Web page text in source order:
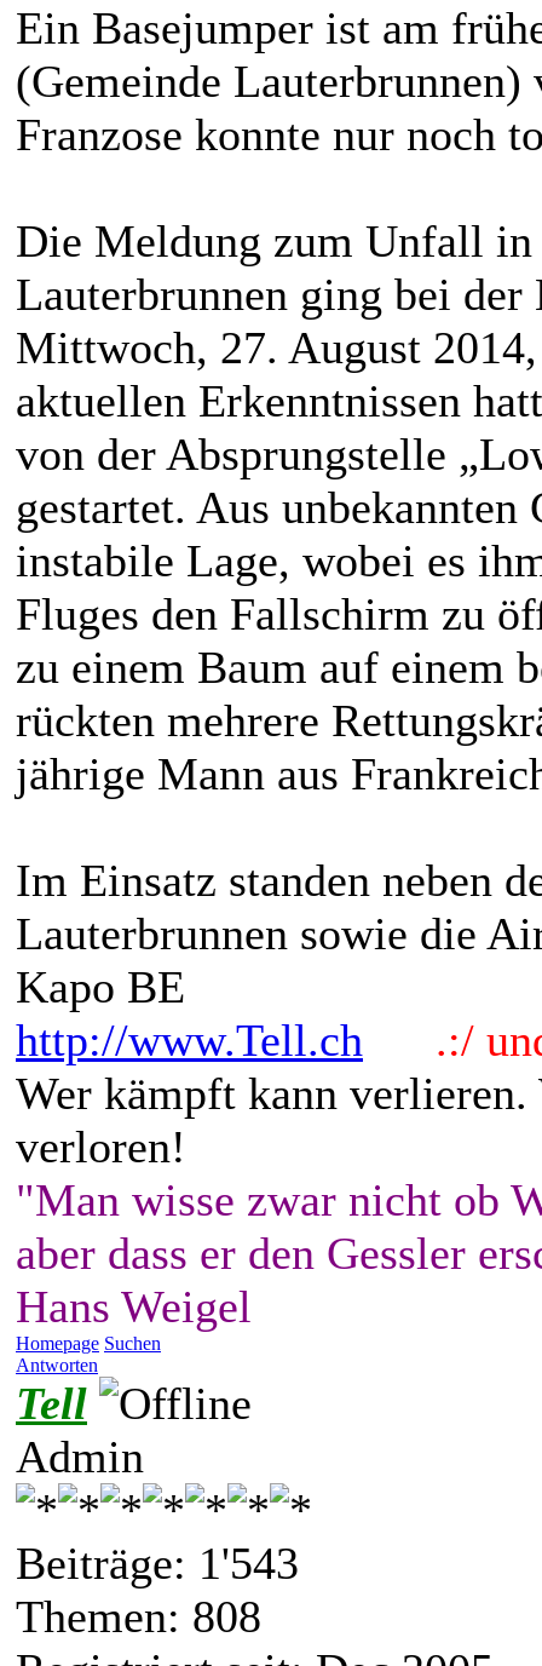
Ein Basejumper ist am
(Gemeinde
Franzose konnte nur noch
Die Meldung zum Unfall in
Lauterbrunnen ging bei
Mittwoch, 27. August
aktuellen Erkenntnissen
von der Absprungstelle
gestartet. Aus
instabile Lage, wobei es
Fluges den Fallschirm zu
zu einem Baum auf einem
rückten mehrere
jährige Mann aus
Im Einsatz standen neben
Lauterbrunnen sowie die
Kapo BE
http://www.Tell.ch
.:/
Wer kämpft kann
verloren!
"Man wisse zwar nicht ob
aber dass er den Gessler
Hans Weigel
Homepage Suchen
Antworten
Tell
Admin
Beiträge: 1'543
Themen: 808